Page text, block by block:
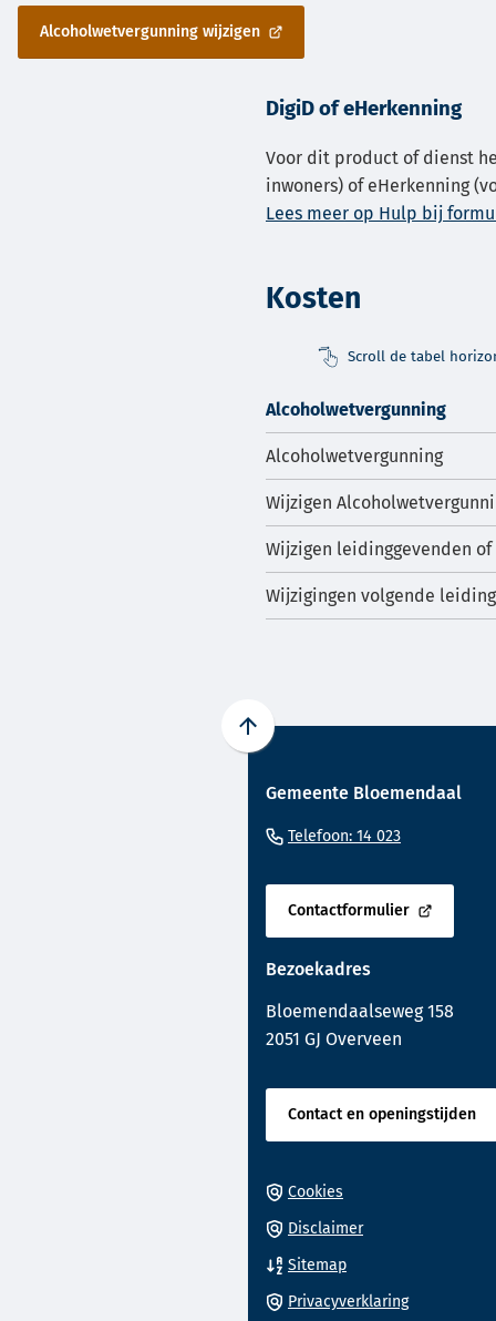
een
externe
website)
Alcoholwetvergunning wijzigen
(Verwijst
DigiD of eHerkenning
Voor dit product of dienst
inwoners) of eHerkenning
Lees meer op Hulp bij
Kosten
Scroll de tabel
Alcoholwetvergunning
Alcoholwetvergunning
Wijzigen
Wijzigen leidinggevenden
Wijzigingen volgende
Scroll
boven
het
de
paginainhoud
Gemeente Bloemendaal
Telefoon: 14 023(Verwijst
een
Contactformulier
(Verwijst
een
website)
Bezoekadres
Bloemendaalseweg 158
2051 GJ Overveen
Contact en openingstijden
Cookies
Disclaimer
Sitemap
Privacyverklaring